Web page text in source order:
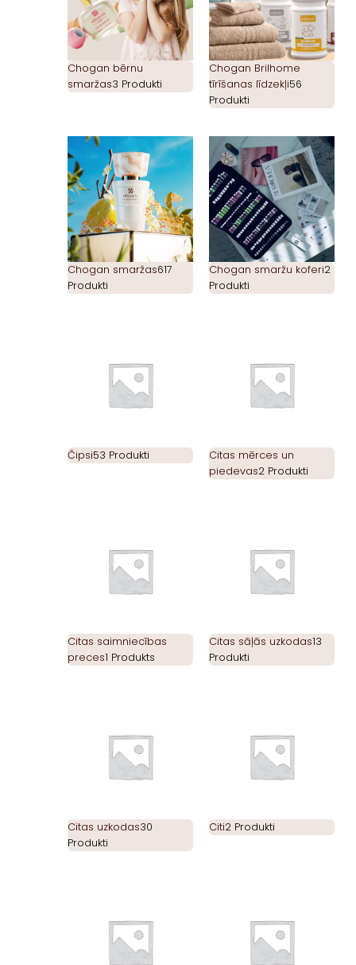
Chogan bērnu
smaržas3 Produkti
Chogan Brilhome
tīrīšanas līdzekļi56
Produkti
Chogan smaržas617
Produkti
Chogan smaržu koferi2
Produkti
Čipsi53 Produkti
Citas mērces un
piedevas2 Produkti
Citas saimniecības
preces1 Produkts
Citas sāļās uzkodas13
Produkti
Citas uzkodas30
Produkti
Citi2 Produkti